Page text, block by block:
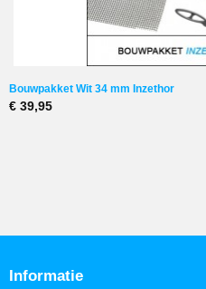
Bouwpakket Wit 34 mm Inzethor
€ 39,95
Informatie